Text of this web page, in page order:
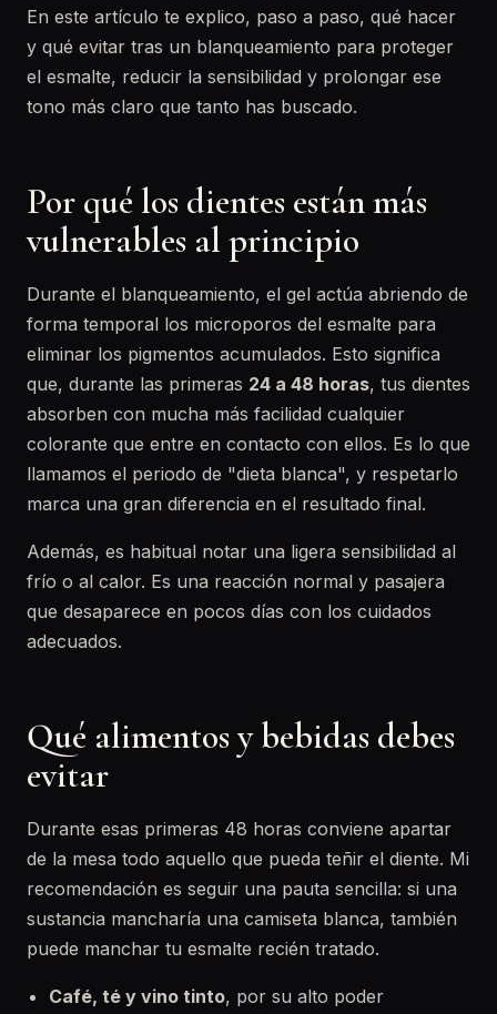
En este artículo te explico, paso a paso, qué hacer
y qué evitar tras un blanqueamiento para proteger
el esmalte, reducir la sensibilidad y prolongar ese
tono más claro que tanto has buscado.
Por qué los dientes están más
vulnerables al principio
Durante el blanqueamiento, el gel actúa abriendo de
forma temporal los microporos del esmalte para
eliminar los pigmentos acumulados. Esto significa
que, durante las primeras 24 a 48 horas, tus dientes
absorben con mucha más facilidad cualquier
colorante que entre en contacto con ellos. Es lo que
llamamos el periodo de "dieta blanca", y respetarlo
marca una gran diferencia en el resultado final.
Además, es habitual notar una ligera sensibilidad al
frío o al calor. Es una reacción normal y pasajera
que desaparece en pocos días con los cuidados
adecuados.
Qué alimentos y bebidas debes
evitar
Durante esas primeras 48 horas conviene apartar
de la mesa todo aquello que pueda teñir el diente. Mi
recomendación es seguir una pauta sencilla: si una
sustancia mancharía una camiseta blanca, también
puede manchar tu esmalte recién tratado.
Café, té y vino tinto, por su alto poder